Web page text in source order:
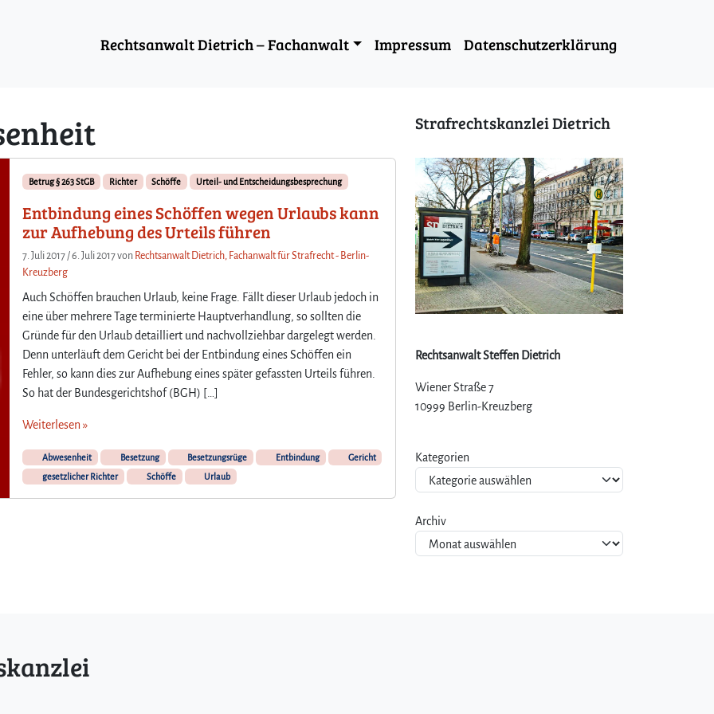
Rechtsanwalt Dietrich – Fachanwalt Impressum Datenschutzerklärung
Betrug § 263 StGB Richter Schöffe Urteil- und Entscheidungsbesprechung
Entbindung eines Schöffen wegen Urlaubs kann
zur Aufhebung des Urteils führen
7. Juli 2017 /6. Juli 2017von Rechtsanwalt Dietrich, Fachanwalt für Strafrecht - Berlin-
Kreuzberg
Auch Schöffen brauchen Urlaub, keine Frage. Fällt dieser Urlaub jedoch in
eine über mehrere Tage terminierte Hauptverhandlung, so sollten die
Gründe für den Urlaub detailliert und nachvollziehbar dargelegt werden.
Denn unterläuft dem Gericht bei der Entbindung eines Schöffen ein
Fehler, so kann dies zur Aufhebung eines später gefassten Urteils führen.
So hat der Bundesgerichtshof (BGH) […]
Weiterlesen »
Abwesenheit Besetzung Besetzungsrüge Entbindung
Gericht
gesetzlicher Richter
Schöffe Urlaub
Strafrechtskanzlei Dietrich
Rechtsanwalt Steffen Dietrich
Wiener Straße 7
10999 Berlin-Kreuzberg
Kategorien
Archiv